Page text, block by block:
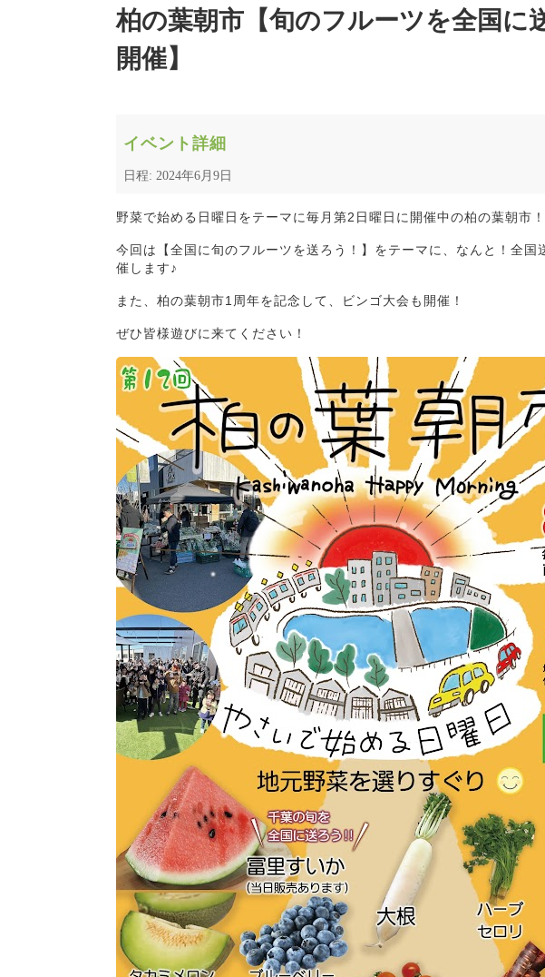
柏の葉朝市【旬のフルーツを全国に
開催】
イベント詳細
日程: 2024年6月9日
野菜で始める日曜日をテーマに毎月第2日曜日に開催中の柏の葉朝市！
今回は【全国に旬のフルーツを送ろう！】をテーマに、なんと！全
催します♪
また、柏の葉朝市1周年を記念して、ビンゴ大会も開催！
ぜひ皆様遊びに来てください！